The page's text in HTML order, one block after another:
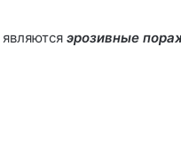
эрозивные